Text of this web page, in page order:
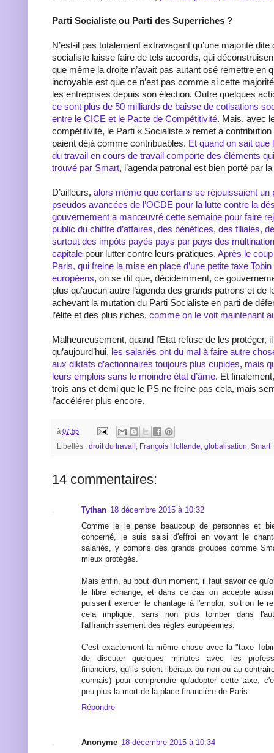
Parti Socialiste ou Parti des Superriches ?
N’est-il pas totalement extravagant qu’une majorité dite
socialiste laisse faire de tels accords, qui
que même la droite n’avait pas autant osé remettre en
incroyable est que ce n’est pas comme si cette
les entreprises depuis son élection. Outre quelques
ce sont plus de 50 milliards de baisse de cotisations
entre le CICE et le Pacte de Compétitivité. Mais, avec
compétitivité, le Parti « Socialiste » remet à
paient déjà comme contribuables. Et quand on sait que
du travail en cours de travail comporte des éléments
trouvé par Smart, l’agenda patronal est bien porté par
D’ailleurs, alors même que certains se réjouissaient un
pseudos avancées de l’OCDE pour la lutte contre la
gouvernement a manœuvré cette semaine pour faire
public du chiffre d’affaires, des bénéfices, des filiales,
surtout des impôts payés pays par pays des
capitale pour lutter contre leurs pratiques. Après le
Paris, qui freine la mise en place d’une petite taxe
européens, on se dit que, décidemment, ce
plus qu’aucun autre l’agenda des grands patrons et de
achevant la mutation du Parti Socialiste en parti de
l’élite et des plus riches, comme on le voit maintenant
Malheureusement, quand l’Etat refuse de les protéger,
qu’aujourd’hui, les salariés ont du mal à faire autre
aux diktats d’actionnaires toujours plus cupides, mais
leurs emplois sans le moindre état d’âme. Et
trois ans et demi que le PS ne freine pas cela, mais
l’accélérer plus encore.
à 07:55
Libellés : droit du travail , François Hollande, globalisation, Smart
14 commentaires:
Tythan 18 décembre 2015 à 10:32
Comme je le pense beaucoup de personnes et
concerné, je suis saisi d'effroi en voyant le
salariés, y compris des grands groupes comme
mieux protégés.
Mais enfin, au bout d'un moment, il faut savoir ce
le libre échange, et dans ce cas on accepte
puissent exercer le chantage à l'emploi, soit on le
cela implique, sans non plus tomber dans
l'affranchissement des règles européennes.
C'est exactement la même chose avec la "taxe
de discuter quelques minutes avec les
financiers, qu'ils soient libéraux ou non ou au
connais) pour comprendre qu'adopter cette taxe,
peu plus la mort de la place financière de Paris.
Répondre
Anonyme 18 décembre 2015 à 10:34